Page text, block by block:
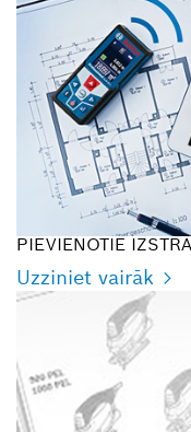
PIEVIENOTIE
Uzziniet vairāk